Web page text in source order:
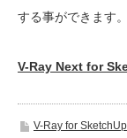
する事ができます。
V-Ray Next for
V-Ray for SketchUp